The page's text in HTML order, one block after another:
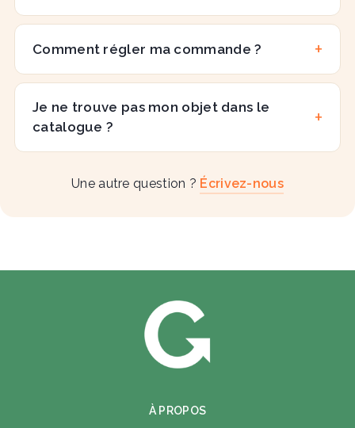
Comment régler ma commande ?
Je ne trouve pas mon objet dans le
catalogue ?
Une autre question ? Écrivez-nous
À PROPOS